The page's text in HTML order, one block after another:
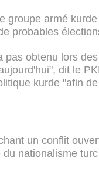
groupe armé
probables
obtenu lors
dit le
kurde "afin
un conflit
nationalisme